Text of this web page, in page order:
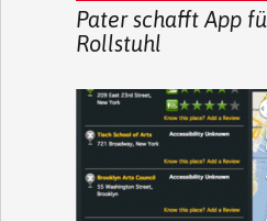
Pater schafft App
Rollstuhl